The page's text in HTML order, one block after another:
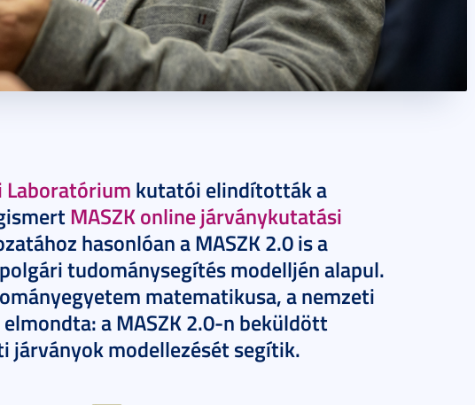
Laboratórium kutatói elindították a
MASZK online járványkutatási
hasonlóan a MASZK 2.0 is a
tudománysegítés modelljén alapul.
matematikusa, a nemzeti
a MASZK 2.0-n beküldött
járványok modellezését segítik.